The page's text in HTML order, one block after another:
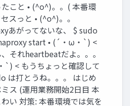
こと • (^o^)。。( 本番環
スっと • (^o^)。。
あがってないな、 $ sudo
start • (´・ω・`) <
それheartbeatだよ。。。
`) < もうちょっと確認して
は打とうね。。。 はじめ
ス (運用業務開始2日目 本
い 対策: 本番環境では気を